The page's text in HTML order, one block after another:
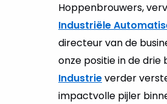
Hoppenbrouwers,
Industriële
directeur van de
onze positie in de
Industrieverder
impactvolle pijler